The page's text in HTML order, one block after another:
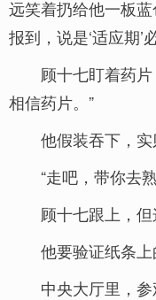
远笑着扔给他一板
报到，说是‘适应期’
顾十七盯着药
相信药片。”
他假装吞下，实
“走吧，带你去
顾十七跟上，但
他要验证纸条上
中央大厅里，